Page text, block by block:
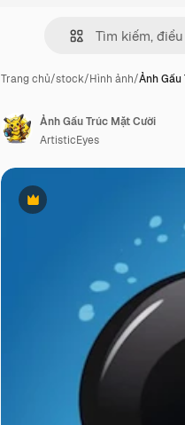
Trang chủ/stock/Hình ảnh/Ảnh
Phần thưởng
Ảnh Gấu Trúc Mặt Cười
ArtisticEyes